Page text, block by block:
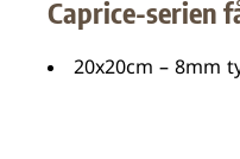
Caprice-serien
20x20cm – 8mm